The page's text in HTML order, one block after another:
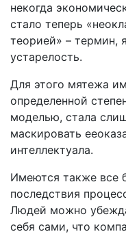
не­когда
стало теперь
теорией» – тер­мин,
устарелость.
Для этого мятежа
опре­деленной
моделью, ста­ла
маскировать
интеллектуала.
Имеются также все
последствия
Людей можно
себя сами, что